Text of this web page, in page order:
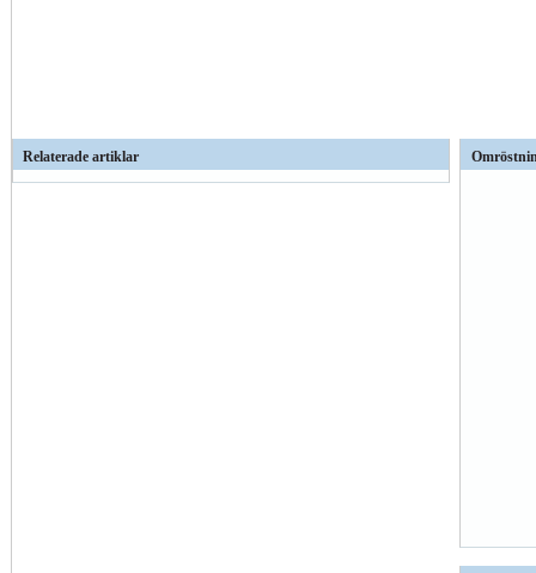
Relaterade artiklar